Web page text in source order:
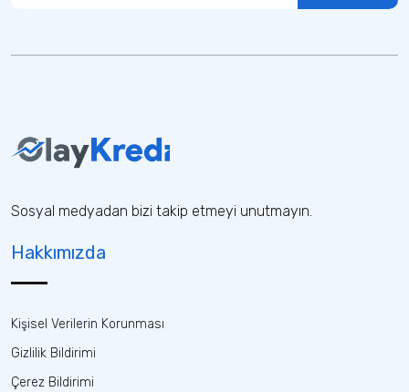
Sosyal medyadan bizi takip etmeyi unutmayın.
Hakkımızda
Kişisel Verilerin Korunması
Gizlilik Bildirimi
Çerez Bildirimi